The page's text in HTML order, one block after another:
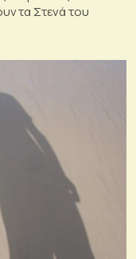
τα Στενά του